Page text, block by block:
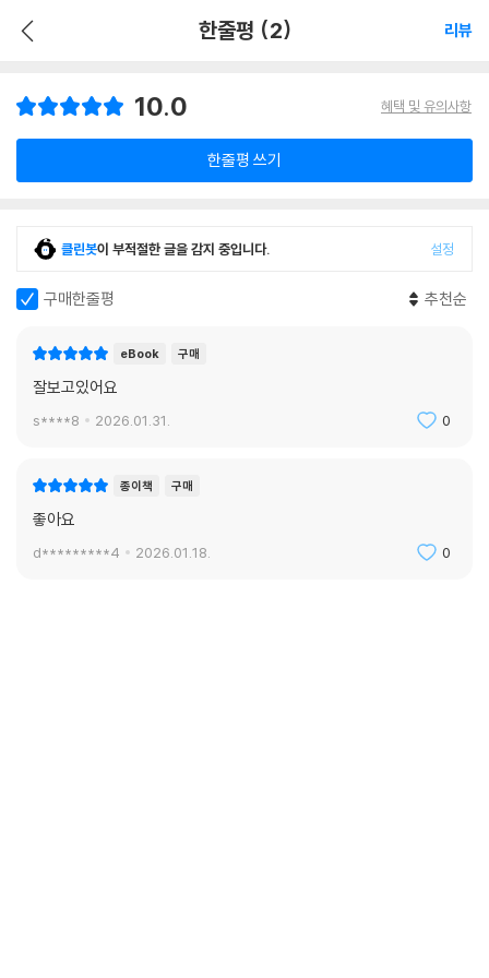
한줄평 (2) 리뷰
10.0 혜택 및 유의사항
한줄평 쓰기
클린봇이 부적절한 글을 감지 중입니다. 설정
구매한줄평 추천순
eBook 구매
잘보고있어요
s****8 2026.01.31. 0
종이책 구매
좋아요
d*********4 2026.01.18. 0